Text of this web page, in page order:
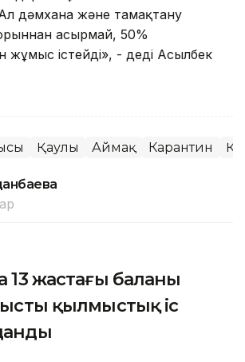
дәмхана және тамақтану
асырмай, 50%
істейді», - деді Асылбек
Қаулы Аймақ Карантин
13 жастағы баланың
қылмыстық іс